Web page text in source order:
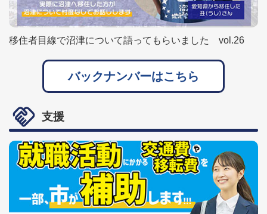
移住者目線で沼津について語ってもらいました vol.26
バックナンバーはこちら
支援